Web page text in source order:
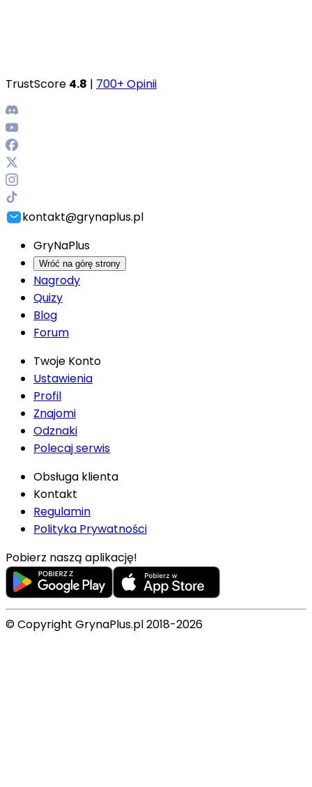
TrustScore 4.8 | 700+ Opinii
kontakt@grynaplus.pl
GryNaPlus
Wróć na górę strony
Nagrody
Quizy
Blog
Forum
Twoje Konto
Ustawienia
Profil
Znajomi
Odznaki
Polecaj serwis
Obsługa klienta
Kontakt
Regulamin
Polityka Prywatności
Pobierz naszą aplikację!
© Copyright GrynaPlus.pl 2018-2026